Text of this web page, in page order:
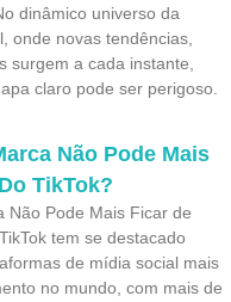
dinâmico universo da
onde novas tendências,
surgem a cada instante,
claro pode ser perigoso.
Não Pode Mais
TikTok?
Não Pode Mais Ficar de
tem se destacado
de mídia social mais
no mundo, com mais de